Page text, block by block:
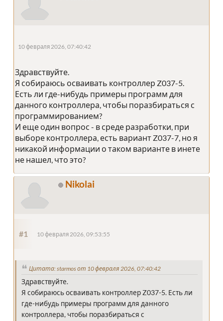
10 февраля 2026, 07:40:42
Здравствуйте.
Я собираюсь осваивать контроллер Z037-5.
Есть ли где-нибудь примеры программ для
данного контроллера, чтобы поразбираться с
программированием?
И еще один вопрос - в среде разработки, при
выборе контроллера, есть вариант Z037-7, но я
никакой информации о таком варианте в инете
не нашел, что это?
Nikolai
#1 10 февраля 2026, 09:53:55
Цитата: starmos от 10 февраля 2026, 07:40:42
Здравствуйте.
Я собираюсь осваивать контроллер Z037-5. Есть ли
где-нибудь примеры программ для данного
контроллера, чтобы поразбираться с